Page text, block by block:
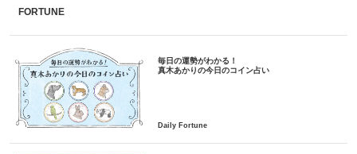
FORTUNE
毎日の運勢がわかる！